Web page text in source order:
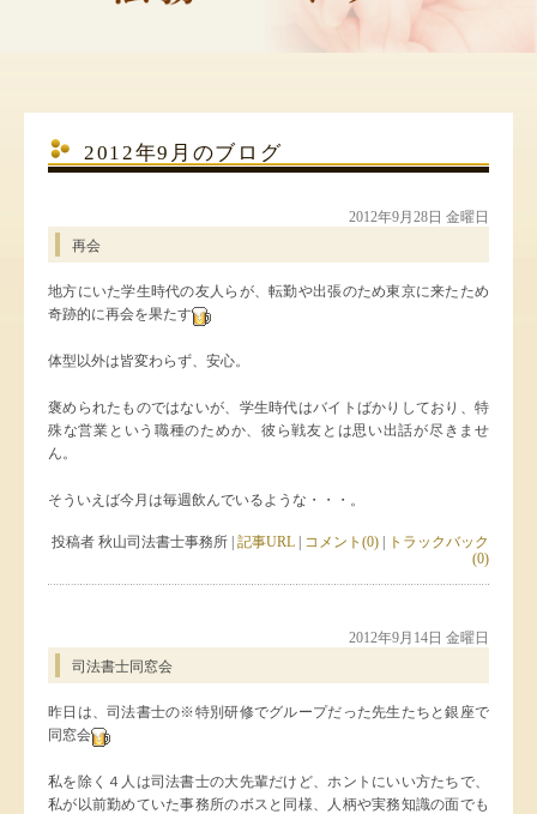
2012年9月のブログ
2012年9月28日 金曜日
再会
地方にいた学生時代の友人らが、転勤や出張のため東京に来たため
奇跡的に再会を果たす
体型以外は皆変わらず、安心。
褒められたものではないが、学生時代はバイトばかりしており、特
殊な営業という職種のためか、彼ら戦友とは思い出話が尽きませ
ん。
そういえば今月は毎週飲んでいるような・・・。
投稿者 秋山司法書士事務所 | 記事URL コメント(0)
トラックバック
(0)
2012年9月14日 金曜日
司法書士同窓会
昨日は、司法書士の※特別研修でグループだった先生たちと銀座で
同窓会
私を除く４人は司法書士の大先輩だけど、ホントにいい方たちで、
私が以前勤めていた事務所のボスと同様、人柄や実務知識の面でも